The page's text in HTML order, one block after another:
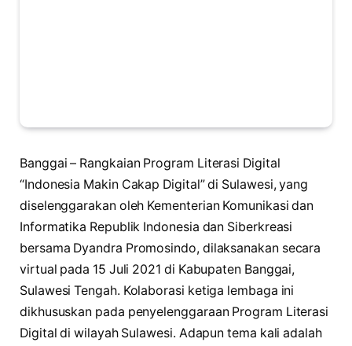
Banggai – Rangkaian Program Literasi Digital
“Indonesia Makin Cakap Digital” di Sulawesi, yang
diselenggarakan oleh Kementerian Komunikasi dan
Informatika Republik Indonesia dan Siberkreasi
bersama Dyandra Promosindo, dilaksanakan secara
virtual pada 15 Juli 2021 di Kabupaten Banggai,
Sulawesi Tengah. Kolaborasi ketiga lembaga ini
dikhususkan pada penyelenggaraan Program Literasi
Digital di wilayah Sulawesi. Adapun tema kali adalah